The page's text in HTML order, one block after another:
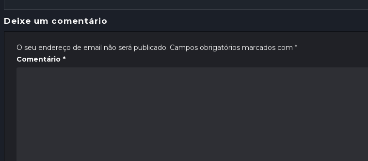
Deixe um comentário
O seu endereço de email não será publicado. Campos obrigatórios marcados com *
Comentário *